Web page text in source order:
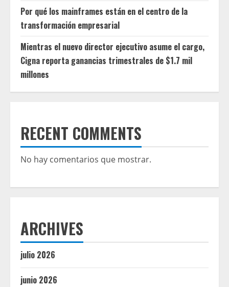
Por qué los mainframes están en el centro de la
transformación empresarial
Mientras el nuevo director ejecutivo asume el cargo,
Cigna reporta ganancias trimestrales de $1.7 mil
millones
RECENT COMMENTS
No hay comentarios que mostrar.
ARCHIVES
julio 2026
junio 2026